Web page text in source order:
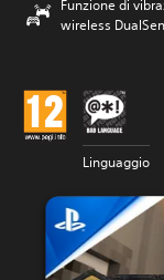
Funzione di
wireless
Linguaggio